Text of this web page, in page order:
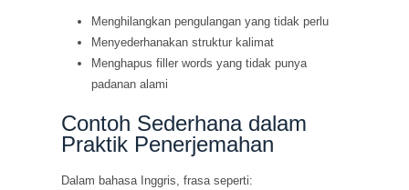
Menghilangkan pengulangan yang tidak perlu
Menyederhanakan struktur kalimat
Menghapus filler words yang tidak punya
padanan alami
Contoh Sederhana dalam
Praktik Penerjemahan
Dalam bahasa Inggris, frasa seperti: